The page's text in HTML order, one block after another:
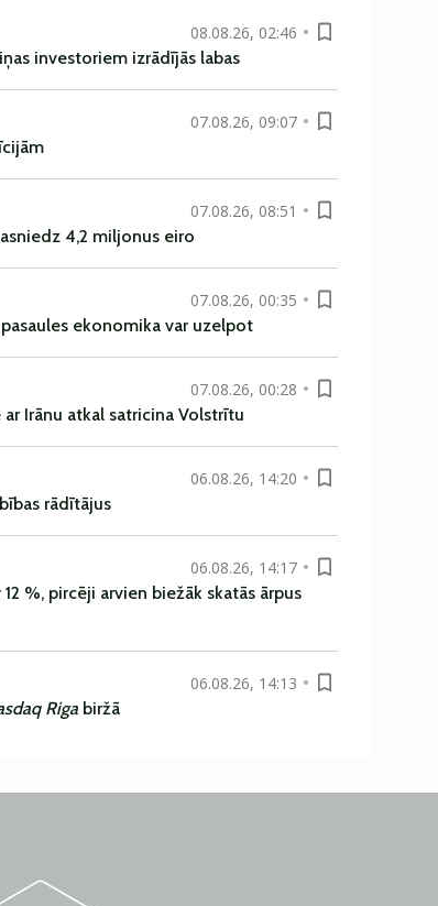
08.08.26, 02:46
investoriem izrādījās labas
07.08.26, 09:07
07.08.26, 08:51
4,2 miljonus eiro
07.08.26, 00:35
ekonomika var uzelpot
07.08.26, 00:28
Irānu atkal satricina Volstrītu
06.08.26, 14:20
rādītājus
06.08.26, 14:17
%, pircēji arvien biežāk skatās ārpus
06.08.26, 14:13
Riga biržā